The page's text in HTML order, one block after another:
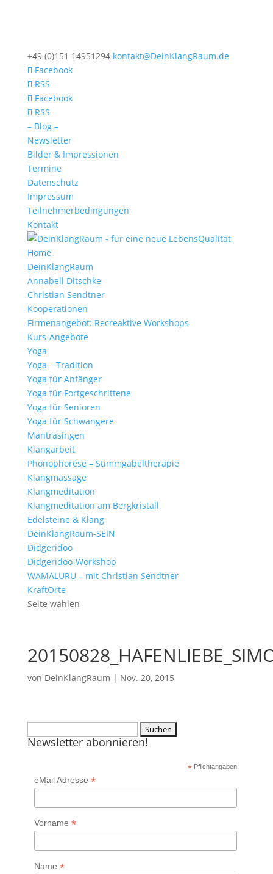
+49 (0)151 14951294 kontakt@DeinKlangRaum.de
Facebook
RSS
Facebook
RSS
– Blog –
Newsletter
Bilder & Impressionen
Termine
Datenschutz
Impressum
Teilnehmerbedingungen
Kontakt
Home
DeinKlangRaum
Annabell Ditschke
Christian Sendtner
Kooperationen
Firmenangebot: Recreaktive Workshops
Kurs-Angebote
Yoga
Yoga – Tradition
Yoga für Anfänger
Yoga für Fortgeschrittene
Yoga für Senioren
Yoga für Schwangere
Mantrasingen
Klangarbeit
Phonophorese – Stimmgabeltherapie
Klangmassage
Klangmeditation
Klangmeditation am Bergkristall
Edelsteine & Klang
DeinKlangRaum-SEIN
Didgeridoo
Didgeridoo-Workshop
WAMALURU – mit Christian Sendtner
KraftOrte
Seite wählen
von DeinKlangRaum | Nov. 20, 2015
nach:
Newsletter abonnieren!
* Pflichtangaben
eMail Adresse *
Vorname *
Name *